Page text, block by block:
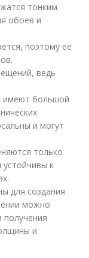
тонким
обоев и
поэтому ее
ведь
имеют большой
и могут
только
к
для создания
можно
получения
и